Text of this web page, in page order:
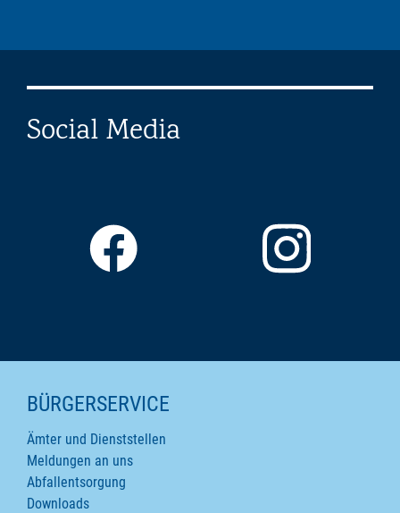
Social Media
SEITENINHALTE
BÜRGERSERVICE
Ämter und Dienststellen
Meldungen an uns
Abfallentsorgung
Downloads